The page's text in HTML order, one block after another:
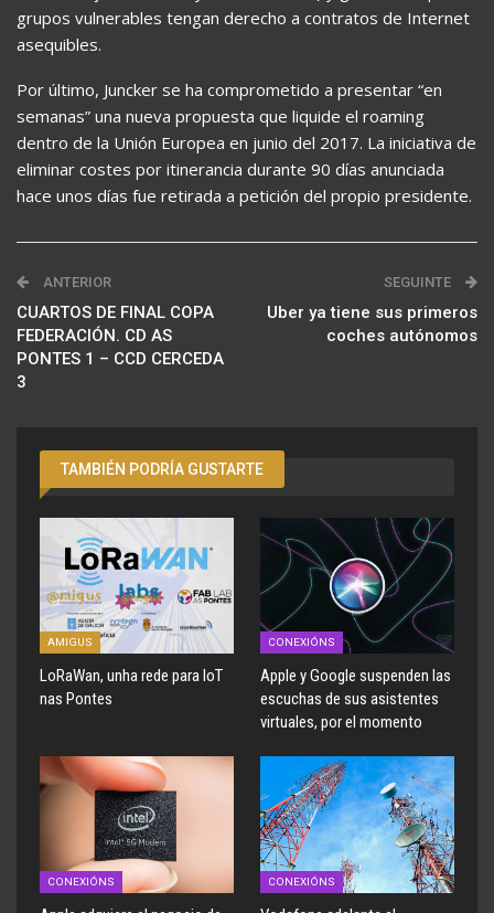
grupos vulnerables tengan derecho a contratos de Internet
asequibles.
Por último, Juncker se ha comprometido a presentar “en
semanas” una nueva propuesta que liquide el roaming
dentro de la Unión Europea en junio del 2017. La iniciativa de
eliminar costes por itinerancia durante 90 días anunciada
hace unos días fue retirada a petición del propio presidente.
ANTERIOR
CUARTOS DE FINAL COPA
FEDERACIÓN. CD AS
PONTES 1 – CCD CERCEDA
3
SEGUINTE
Uber ya tiene sus primeros
coches autónomos
TAMBIÉN PODRÍA GUSTARTE
AMIGUS
LoRaWan, unha rede para IoT
nas Pontes
CONEXIÓNS
Apple y Google suspenden las
escuchas de sus asistentes
virtuales, por el momento
CONEXIÓNS CONEXIÓNS